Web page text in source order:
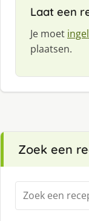
Laat een
Je moet
plaatsen.
Zoek een
Zoeken
naar: